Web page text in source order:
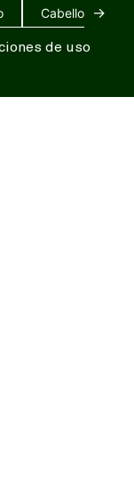
Cabello blanco
→
de uso